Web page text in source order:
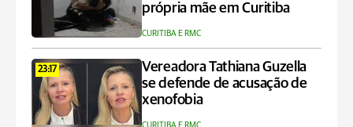
própria mãe em Curitiba
CURITIBA E RMC
23:17
Vereadora Tathiana Guzella
se defende de acusação de
xenofobia
CURITIBA E RMC